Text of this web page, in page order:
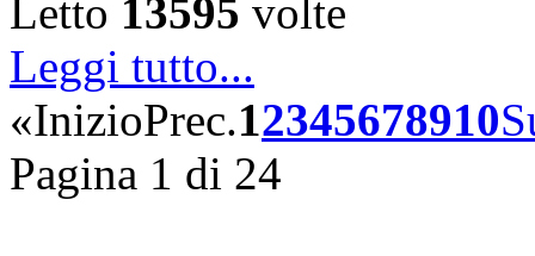
Letto 13595 volte
Leggi tutto...
«InizioPrec.12345678910
Pagina 1 di 24